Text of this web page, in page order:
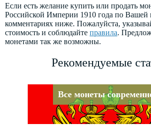
Если есть желание купить или продать
Российской Империи 1910 года по Вашей
комментариях ниже. Пожалуйста,
стоимость и соблюдайте правила.
монетами так же возможны.
Рекомендуемые
Все монеты